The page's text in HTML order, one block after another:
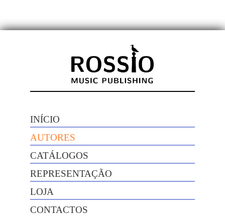
INÍCIO
AUTORES
CATÁLOGOS
REPRESENTAÇÃO
LOJA
CONTACTOS